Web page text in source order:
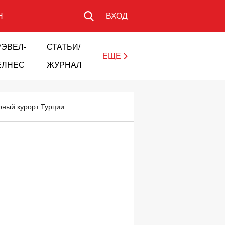
ВХОД
СТАТЬИ/
ЖУРНАЛ
ЕЩЕ
курорт Турции